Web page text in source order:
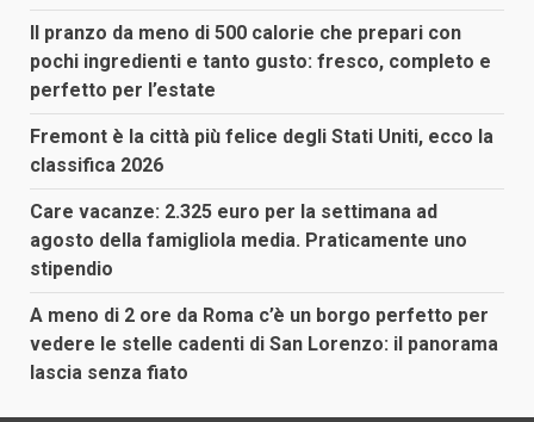
Il pranzo da meno di 500 calorie che prepari con
pochi ingredienti e tanto gusto: fresco, completo e
perfetto per l’estate
Fremont è la città più felice degli Stati Uniti, ecco la
classifica 2026
Care vacanze: 2.325 euro per la settimana ad
agosto della famigliola media. Praticamente uno
stipendio
A meno di 2 ore da Roma c’è un borgo perfetto per
vedere le stelle cadenti di San Lorenzo: il panorama
lascia senza fiato